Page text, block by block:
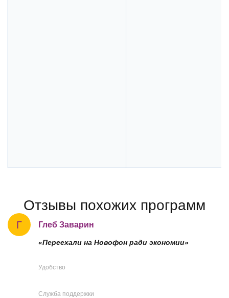
Отзывы похожих программ
Г Глеб Заварин
«Переехали на Новофон ради экономии»
Удобство
Служба поддержки